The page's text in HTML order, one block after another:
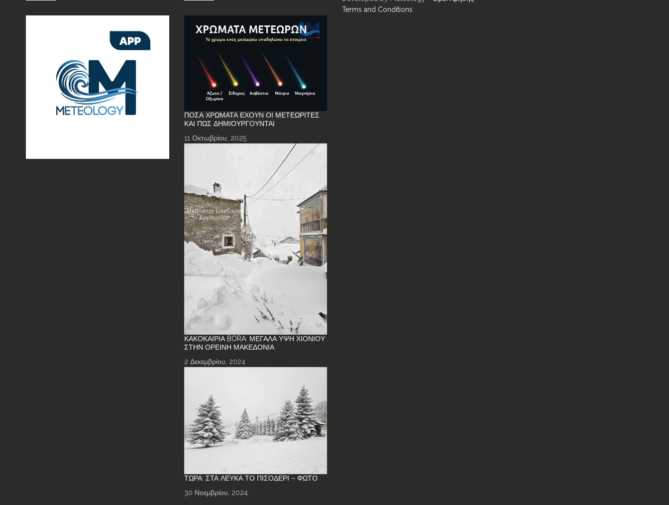
ΠΌΣΑ ΧΡΏΜΑΤΑ ΈΧΟΥΝ ΟΙ ΜΕΤΕΩΡΊΤΕΣ
ΚΑΙ ΠΏΣ ΔΗΜΙΟΥΡΓΟΎΝΤΑΙ
11 Οκτωβρίου, 2025
ΚΑΚΟΚΑΙΡΊΑ BORA: ΜΕΓΆΛΑ ΎΨΗ ΧΙΟΝΙΟΎ
ΣΤΗΝ ΟΡΕΙΝΉ ΜΑΚΕΔΟΝΊΑ
2 Δεκεμβρίου, 2024
ΤΏΡΑ: ΣΤΑ ΛΕΥΚΆ ΤΟ ΠΙΣΟΔΈΡΙ – ΦΩΤΌ
30 Νοεμβρίου, 2024
Terms and Conditions